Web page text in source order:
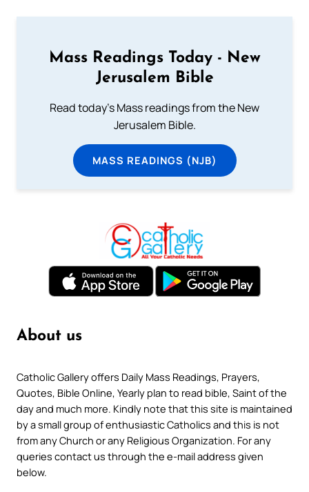
Mass Readings Today - New
Jerusalem Bible
Read today's Mass readings from the New
Jerusalem Bible.
MASS READINGS (NJB)
About us
Catholic Gallery offers Daily Mass Readings, Prayers,
Quotes, Bible Online, Yearly plan to read bible, Saint of the
day and much more. Kindly note that this site is maintained
by a small group of enthusiastic Catholics and this is not
from any Church or any Religious Organization. For any
queries contact us through the e-mail address given
below.